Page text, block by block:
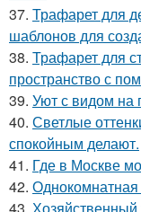
37. Трафарет для
шаблонов для
38. Трафарет для
пространство с
39. Уют с видом на
40. Светлые
спокойным делают.
41. Где в Москве
42.
43.